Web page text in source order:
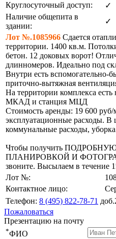
Круглосуточный доступ:
✓
Наличие общепита в
здании:
✓
Лот №.1085966 Сдается
территории. 1400 кв.м.
бетон. 12 доковых ворот!
длинномеров. Идеально под
Внутри есть вспомогательно-
приточно-вытяжная
На территории комплекса есть
МКАД и станция МЦД
Стоимость аренды: 19 600
эксплуатационные расходы. В
коммунальные расходы,
Чтобы получить
ПЛАНИРОВКОЙ И
звоните. Высылаем в течение
Лот №:
Контактное лицо:
Телефон: 8 (495) 822-78-71
Пожаловаться
Презентацию на почту
*ФИО